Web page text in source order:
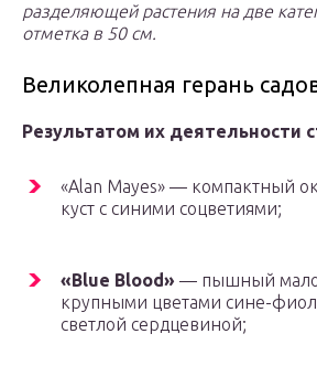
разделяющей растения на две
отметка в 50 см.
Великолепная герань
Результатом их деятельности
«Alan Mayes» — компактный
куст с синими соцветиями;
«Blue Blood» — пышный
крупными цветами сине-
светлой сердцевиной;